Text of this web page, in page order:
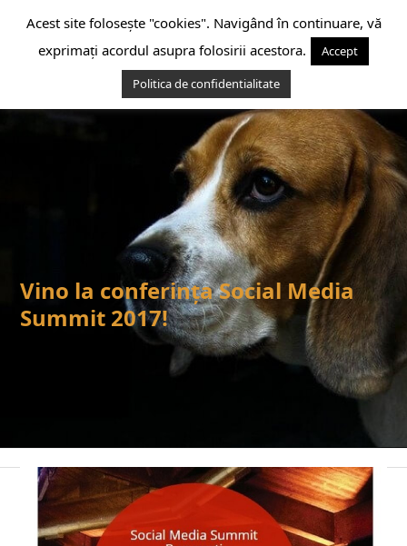
content
Open
mobile
menu
Close
mobile
menu
Vino la conferința Social Media
Summit 2017!
Acest site folosește "cookies". Navigând în continuare, vă
exprimați acordul asupra folosirii acestora.
Accept
Politica de confidentialitate